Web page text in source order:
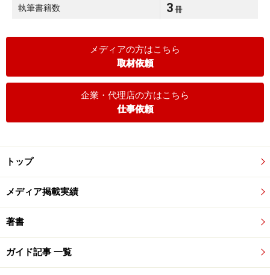
執筆書籍数 3 冊
メディアの方はこちら
取材依頼
企業・代理店の方はこちら
仕事依頼
トップ
メディア掲載実績
著書
ガイド記事 一覧